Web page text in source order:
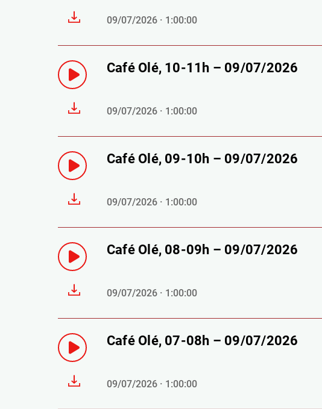
09/07/2026 · 1:00:00
Café Olé, 10-11h – 09/07/2026
09/07/2026 · 1:00:00
Café Olé, 09-10h – 09/07/2026
09/07/2026 · 1:00:00
Café Olé, 08-09h – 09/07/2026
09/07/2026 · 1:00:00
Café Olé, 07-08h – 09/07/2026
09/07/2026 · 1:00:00